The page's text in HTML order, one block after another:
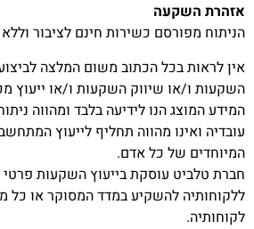
אזהרת השקעה
הניתוח מפורסם כשירות חינם לציבור
אין לראות בכל הכתוב משום המלצה
השקעות ו/או שיווק השקעות ו/או ייעוץ
המידע המוצג הנו לידיעה בלבד ומהווה
עובדיה ואינו מהווה תחליף לייעוץ
המיוחדים של כל אדם.
חברת טלביט עוסקת בייעוץ השקעות פרטי
ללקוחותיה להשקיע במדד המסוקר או כל
לקוחותיה.